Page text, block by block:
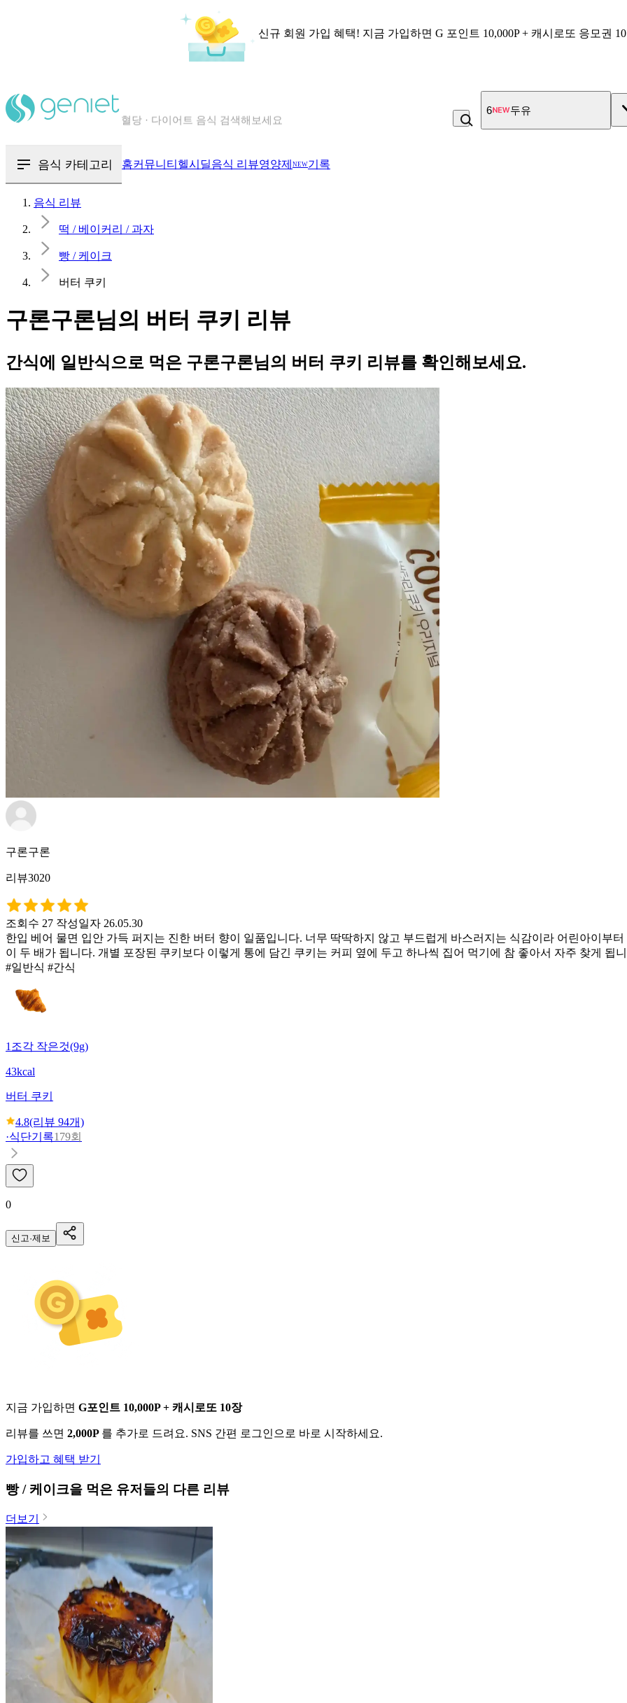
신규 회원 가입 혜택! 지금 가입하면 G 포인트 10,000P + 캐시로또 응모권
칼로리와 영양성분을 검색해보세요
6 두유
음식 카테고리 홈커뮤니티 헬시딜음식 리뷰영양제 NEW기록
음식 리뷰
떡 / 베이커리 / 과자
빵 / 케이크
버터 쿠키
구론구론님의 버터 쿠키 리뷰
간식에 일반식으로 먹은 구론구론님의 버터 쿠키 리뷰를 확인해보세요.
구론구론
리뷰3020
조회수 27 작성일자 26.05.30
한입 베어 물면 입안 가득 퍼지는 진한 버터 향이 일품입니다. 너무 딱딱하지 않고 부드럽게 바스러지는 식감이라 어린아이부
이 두 배가 됩니다. 개별 포장된 쿠키보다 이렇게 통에 담긴 쿠키는 커피 옆에 두고 하나씩 집어 먹기에 참 좋아서 자주 찾게 됩
#일반식 #간식
1조각 작은것(9g)
43kcal
버터 쿠키
4.8(리뷰 94개)
·식단기록179회
0
신고·제보
지금 가입하면 G포인트 10,000P + 캐시로또 10장
리뷰를 쓰면 2,000P 를 추가로 드려요. SNS 간편 로그인으로 바로 시작하세요.
가입하고 혜택 받기
빵 / 케이크을 먹은 유저들의 다른 리뷰
더보기